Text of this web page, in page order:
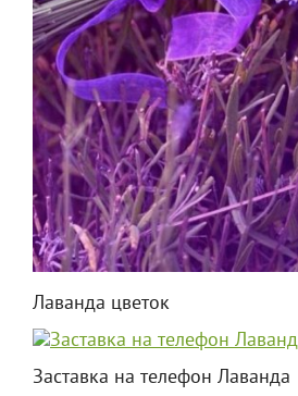
Лаванда цветок
Заставка на телефон Лаванда